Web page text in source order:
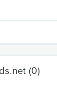
(0)